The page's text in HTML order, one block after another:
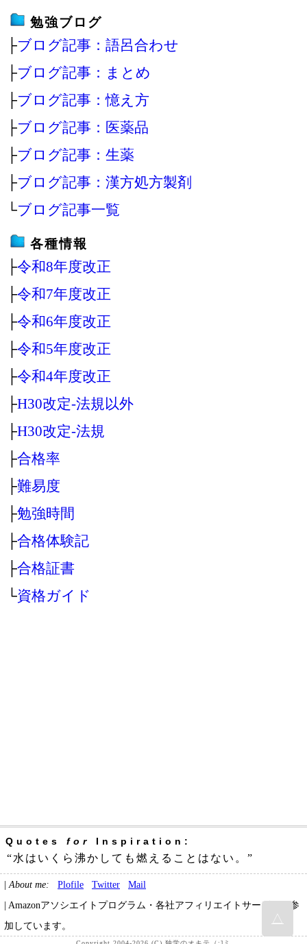
勉強ブログ
├ブログ記事：語呂合わせ
├ブログ記事：まとめ
├ブログ記事：憶え方
├ブログ記事：医薬品
├ブログ記事：生薬
├ブログ記事：漢方処方製剤
└ブログ記事一覧
各種情報
├令和8年度改正
├令和7年度改正
├令和6年度改正
├令和5年度改正
├令和4年度改正
├H30改定‐法規以外
├H30改定‐法規
├合格率
├難易度
├勉強時間
├合格体験記
├合格証書
└資格ガイド
Quotes for Inspiration:
“水はいくら沸かしても燃えることはない。”
|About me: Plofile Twitter
Mail
| Amazonアソシエイトプログラム・各社アフィリエイトサービスに参
加しています。